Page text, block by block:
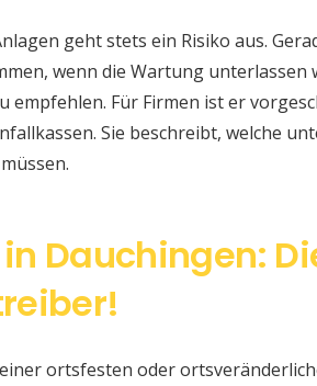
geht stets ein Risiko aus.
wenn die Wartung unterlassen
empfehlen. Für Firmen ist er
Sie beschreibt, welche
Dauchingen:
ortsfesten oder